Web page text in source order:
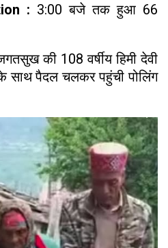
: 3:00 बजे तक हुआ 66
की 108 वर्षीय हिमी देवी
साथ पैदल चलकर पहुंची पोलिंग